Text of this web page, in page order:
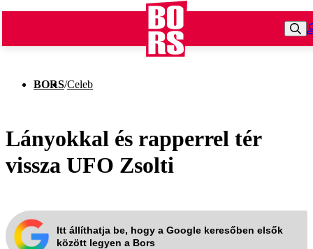
BORS/Celeb
Lányokkal és rapperrel tér
vissza UFO Zsolti
Itt állíthatja be, hogy a Google keresőben elsők
között legyen a Bors